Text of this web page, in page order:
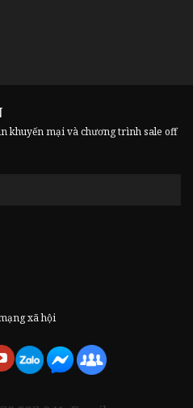
khuyến mại và chương trình sale off
xã hội